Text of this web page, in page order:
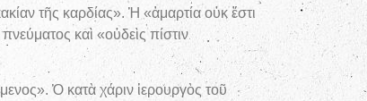
τῆς καρδίας». Ἡ «ἁμαρτία οὐκ ἔστι
καὶ «οὐδεὶς πίστιν
Ὁ κατὰ χάριν ἱερουργὸς τοῦ